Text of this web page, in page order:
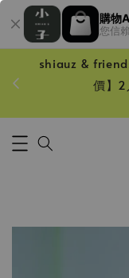
購物
您信
shiauz &
價】